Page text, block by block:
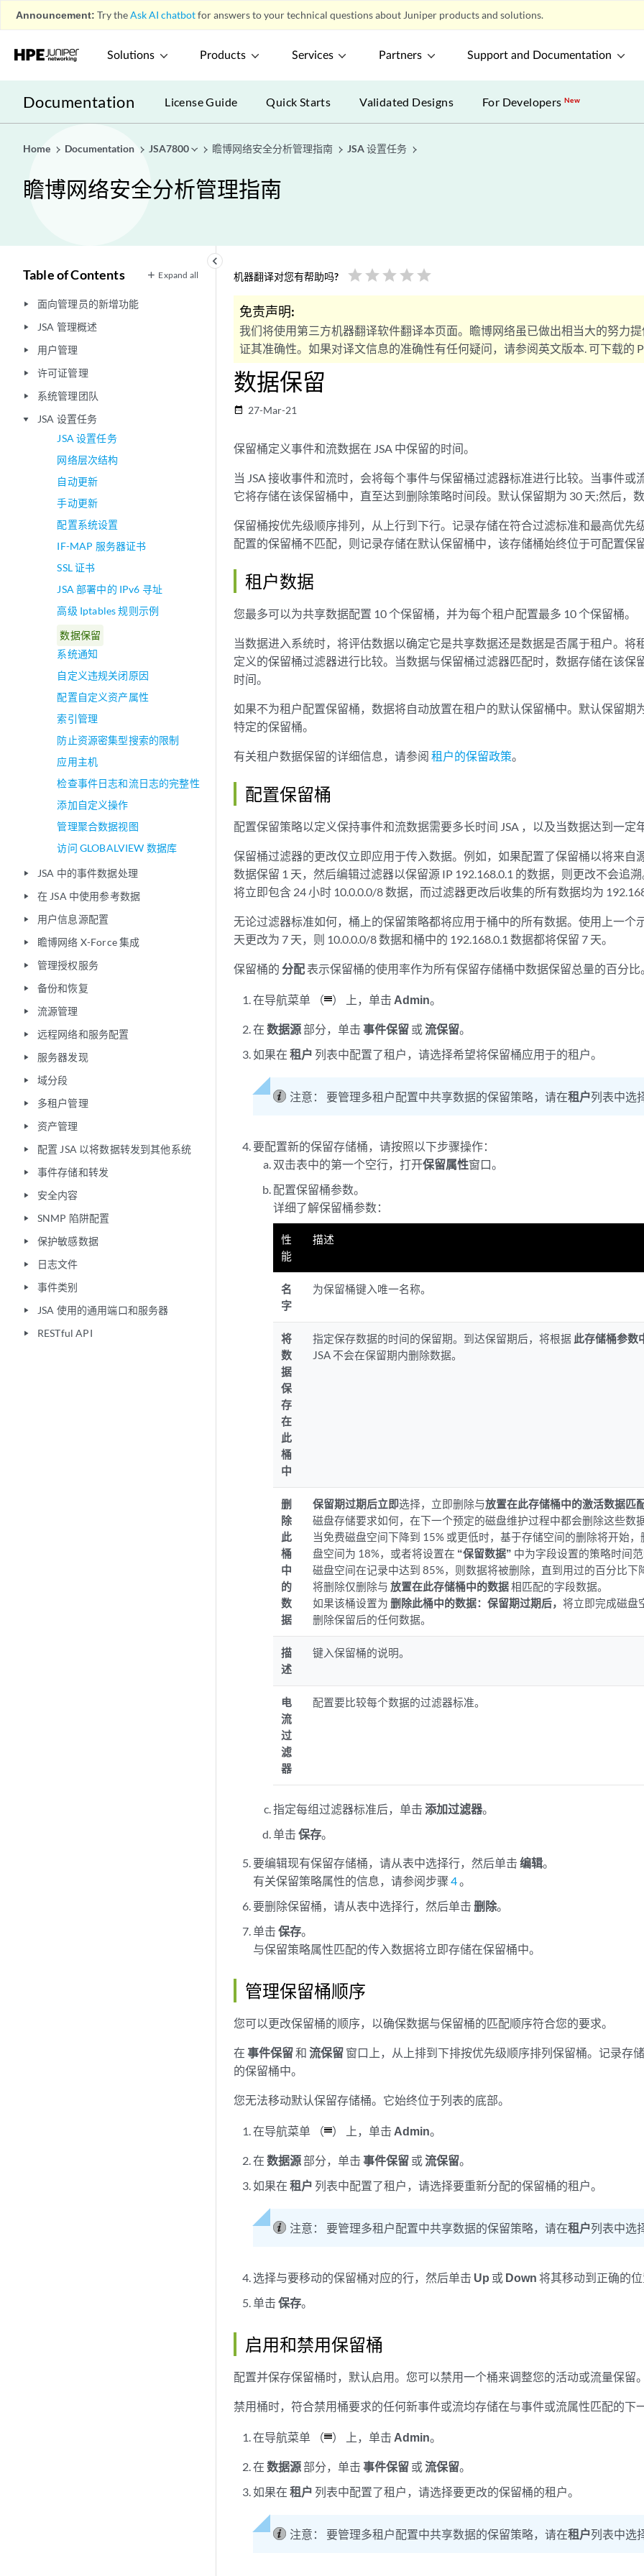
Announcement: Try theAsk AI chatbotfor answers to your technical questions about Juniper products and solutions.
Solutions Products Services Partners Support and Documentation
Documentation License Guide Quick Starts Validated Designs For DevelopersNew
Home Documentation JSA7800 瞻博网络安全分析管理指南 JSA 设置任务
瞻博网络安全分析管理指南
keyboard_arrow_left
Table of Contents Expand all
play_arrow 面向管理员的新增功能
play_arrow JSA 管理概述
play_arrow 用户管理
play_arrow 许可证管理
play_arrow 系统管理团队
play_arrow
JSA 设置任务
JSA 设置任务
网络层次结构
自动更新
手动更新
配置系统设置
IF-MAP 服务器证书
SSL 证书
JSA 部署中的 IPv6 寻址
高级 Iptables 规则示例
数据保留
系统通知
自定义违规关闭原因
配置自定义资产属性
索引管理
防止资源密集型搜索的限制
应用主机
检查事件日志和流日志的完整性
添加自定义操作
管理聚合数据视图
访问 GLOBALVIEW 数据库
play_arrow JSA 中的事件数据处理
play_arrow 在 JSA 中使用参考数据
play_arrow 用户信息源配置
play_arrow 瞻博网络 X-Force 集成
play_arrow 管理授权服务
play_arrow 备份和恢复
play_arrow 流源管理
play_arrow 远程网络和服务配置
play_arrow 服务器发现
play_arrow 域分段
play_arrow 多租户管理
play_arrow 资产管理
play_arrow 配置 JSA 以将数据转发到其他系统
play_arrow 事件存储和转发
play_arrow 安全内容
play_arrow SNMP 陷阱配置
play_arrow 保护敏感数据
play_arrow 日志文件
play_arrow 事件类别
play_arrow JSA 使用的通用端口和服务器
play_arrow RESTful API
机器翻译对您有帮助吗? star star star star star
免责声明:
我们将使用第三方机器翻译软件翻译本页面。瞻博网络虽已做出相当大的努力
证其准确性。如果对译文信息的准确性有任何疑问，请参阅英文版本. 可下载的
数据保留
date_range 27-Mar-21
保留桶定义事件和流数据在 JSA 中保留的时间。
当 JSA接收事件和流时，会将每个事件与保留桶过滤器标准进行比较。当事件或
它将存储在该保留桶中，直至达到删除策略时间段。默认保留期为 30 天;然后，
保留桶按优先级顺序排列，从上行到下行。记录存储在符合过滤标准和最高优先
配置的保留桶不匹配，则记录存储在默认保留桶中，该存储桶始终位于可配置保
租户数据
您最多可以为共享数据配置 10 个保留桶，并为每个租户配置最多 10 个保留桶。
当数据进入系统时，将评估数据以确定它是共享数据还是数据是否属于租户。将
定义的保留桶过滤器进行比较。当数据与保留桶过滤器匹配时，数据存储在该保
时间。
如果不为租户配置保留桶，数据将自动放置在租户的默认保留桶中。默认保留期
特定的保留桶。
有关租户数据保留的详细信息，请参阅 租户的保留政策。
配置保留桶
配置保留策略以定义保持事件和流数据需要多长时间 JSA ，以及当数据达到一定
保留桶过滤器的更改仅立即应用于传入数据。例如，如果配置了保留桶以将来自
数据保留 1 天，然后编辑过滤器以保留源 IP 192.168.0.1 的数据，则更改不会追
将立即包含 24 小时 10.0.0.0/8 数据，而过滤器更改后收集的所有数据均为
无论过滤器标准如何，桶上的保留策略都将应用于桶中的所有数据。使用上一个
天更改为 7 天，则 10.0.0.0/8 数据和桶中的 192.168.0.1 数据都将保留 7 天。
保留桶的 分配表示保留桶的使用率作为所有保留存储桶中数据保留总量的百分比
在导航菜单 （ ） 上，单击 Admin。
在数据源部分，单击事件保留 或流保留。
如果在租户 列表中配置了租户，请选择希望将保留桶应用于的租户。
注意： 要管理多租户配置中共享数据的保留策略，请在租户列表中选
要配置新的保留存储桶，请按照以下步骤操作：
双击表中的第一个空行，打开保留属性窗口。
配置保留桶参数。
详细了解保留桶参数：
性
能
描述
名
字
为保留桶键入唯一名称。
将
数
据
保
存
在
此
桶
中
指定保存数据的时间的保留期。到达保留期后，将根据 此存储桶参数
JSA 不会在保留期内删除数据。
删
除
此
桶
中
的
数
据
保留期过期后立即选择，立即删除与放置在此存储桶中的激活数据匹
磁盘存储要求如何，在下一个预定的磁盘维护过程中都会删除这些数据
当免费磁盘空间下降到 15% 或更低时，基于存储空间的删除将开始
盘空间为 18%，或者将设置在 “保留数据” 中为字段设置的策略时间
磁盘空间在记录中达到 85%，则数据将被删除，直到用过的百分比下
将删除仅删除与放置在此存储桶中的数据相匹配的字段数据。
如果该桶设置为删除此桶中的数据：保留期过期后，将立即完成磁盘
删除保留后的任何数据。
描
述
键入保留桶的说明。
电
流
过
滤
器
配置要比较每个数据的过滤器标准。
指定每组过滤器标准后，单击 添加过滤器。
单击 保存。
要编辑现有保留存储桶，请从表中选择行，然后单击编辑。
有关保留策略属性的信息，请参阅步骤4。
要删除保留桶，请从表中选择行，然后单击删除。
单击保存。
与保留策略属性匹配的传入数据将立即存储在保留桶中。
管理保留桶顺序
您可以更改保留桶的顺序，以确保数据与保留桶的匹配顺序符合您的要求。
在 事件保留和 流保留 窗口上，从上排到下排按优先级顺序排列保留桶。记录存
的保留桶中。
您无法移动默认保留存储桶。它始终位于列表的底部。
在导航菜单 （ ） 上，单击 Admin。
在数据源部分，单击事件保留 或流保留。
如果在租户 列表中配置了租户，请选择要重新分配的保留桶的租户。
注意： 要管理多租户配置中共享数据的保留策略，请在租户列表中选
选择与要移动的保留桶对应的行，然后单击 Up 或 Down 将其移动到正确的位
单击保存。
启用和禁用保留桶
配置并保存保留桶时，默认启用。您可以禁用一个桶来调整您的活动或流量保留。
禁用桶时，符合禁用桶要求的任何新事件或流均存储在与事件或流属性匹配的下
在导航菜单 （ ） 上，单击 Admin。
在数据源部分，单击事件保留 或流保留。
如果在租户 列表中配置了租户，请选择要更改的保留桶的租户。
注意： 要管理多租户配置中共享数据的保留策略，请在租户列表中选